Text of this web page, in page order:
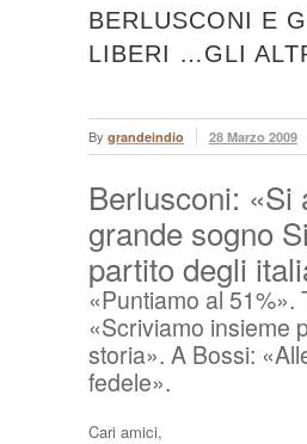
BERLUSCONI E
LIBERI …GLI
By grandeindio 28 Marzo 2009
Berlusconi: «Si
grande sogno
partito degli
«Puntiamo al 51%».
«Scriviamo insieme
storia». A Bossi:
fedele».
Cari amici,